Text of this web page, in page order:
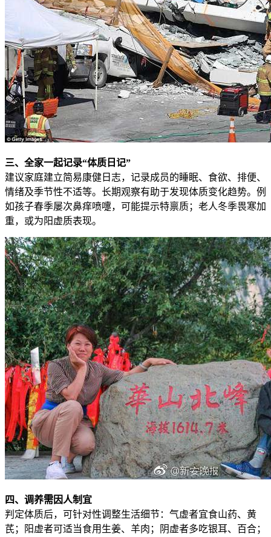
三、全家一起记录“体质日记”
建议家庭建立简易康健日志，记录成员的睡眠、食欲、排便、
情绪及季节性不适等。长期观察有助于发现体质变化趋势。例
如孩子春季屡次鼻痒喷嚏，可能提示特禀质；老人冬季畏寒加
重，或为阳虚质表现。
四、调养需因人制宜
判定体质后，可针对性调整生活细节：气虚者宜食山药、黄
芪；阳虚者可适当食用生姜、羊肉；阴虚者多吃银耳、百合；